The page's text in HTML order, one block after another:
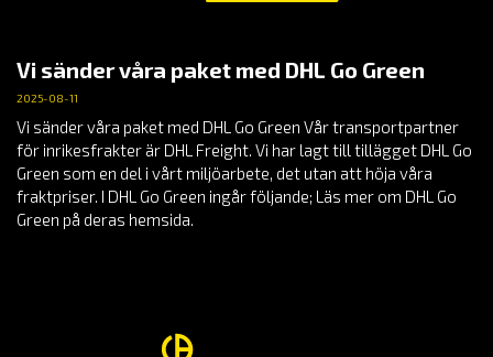
Vi sänder våra paket med DHL Go Green
2025-08-11
Vi sänder våra paket med DHL Go Green Vår transportpartner
för inrikesfrakter är DHL Freight. Vi har lagt till tillägget DHL Go
Green som en del i vårt miljöarbete, det utan att höja våra
fraktpriser. I DHL Go Green ingår följande; Läs mer om DHL Go
Green på deras hemsida.